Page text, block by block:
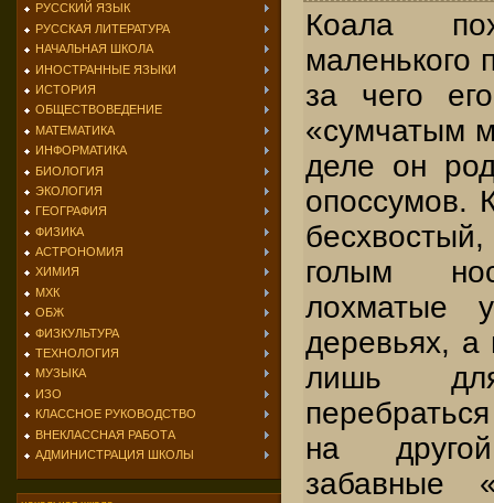
РУССКИЙ ЯЗЫК
РУССКАЯ ЛИТЕРАТУРА
НАЧАЛЬНАЯ ШКОЛА
ИНОСТРАННЫЕ ЯЗЫКИ
ИСТОРИЯ
ОБЩЕСТВОВЕДЕНИЕ
МАТЕМАТИКА
ИНФОРМАТИКА
БИОЛОГИЯ
ЭКОЛОГИЯ
ГЕОГРАФИЯ
ФИЗИКА
АСТРОНОМИЯ
ХИМИЯ
МХК
ОБЖ
ФИЗКУЛЬТУРА
ТЕХНОЛОГИЯ
МУЗЫКА
ИЗО
КЛАССНОЕ РУКОВОДСТВО
ВНЕКЛАССНАЯ РАБОТА
АДМИНИСТРАЦИЯ ШКОЛЫ
Коала
маленького
за чего
«сумчатым
деле он
опоссумов.
голым
лохматые
деревьях, а
лишь
на
забавные